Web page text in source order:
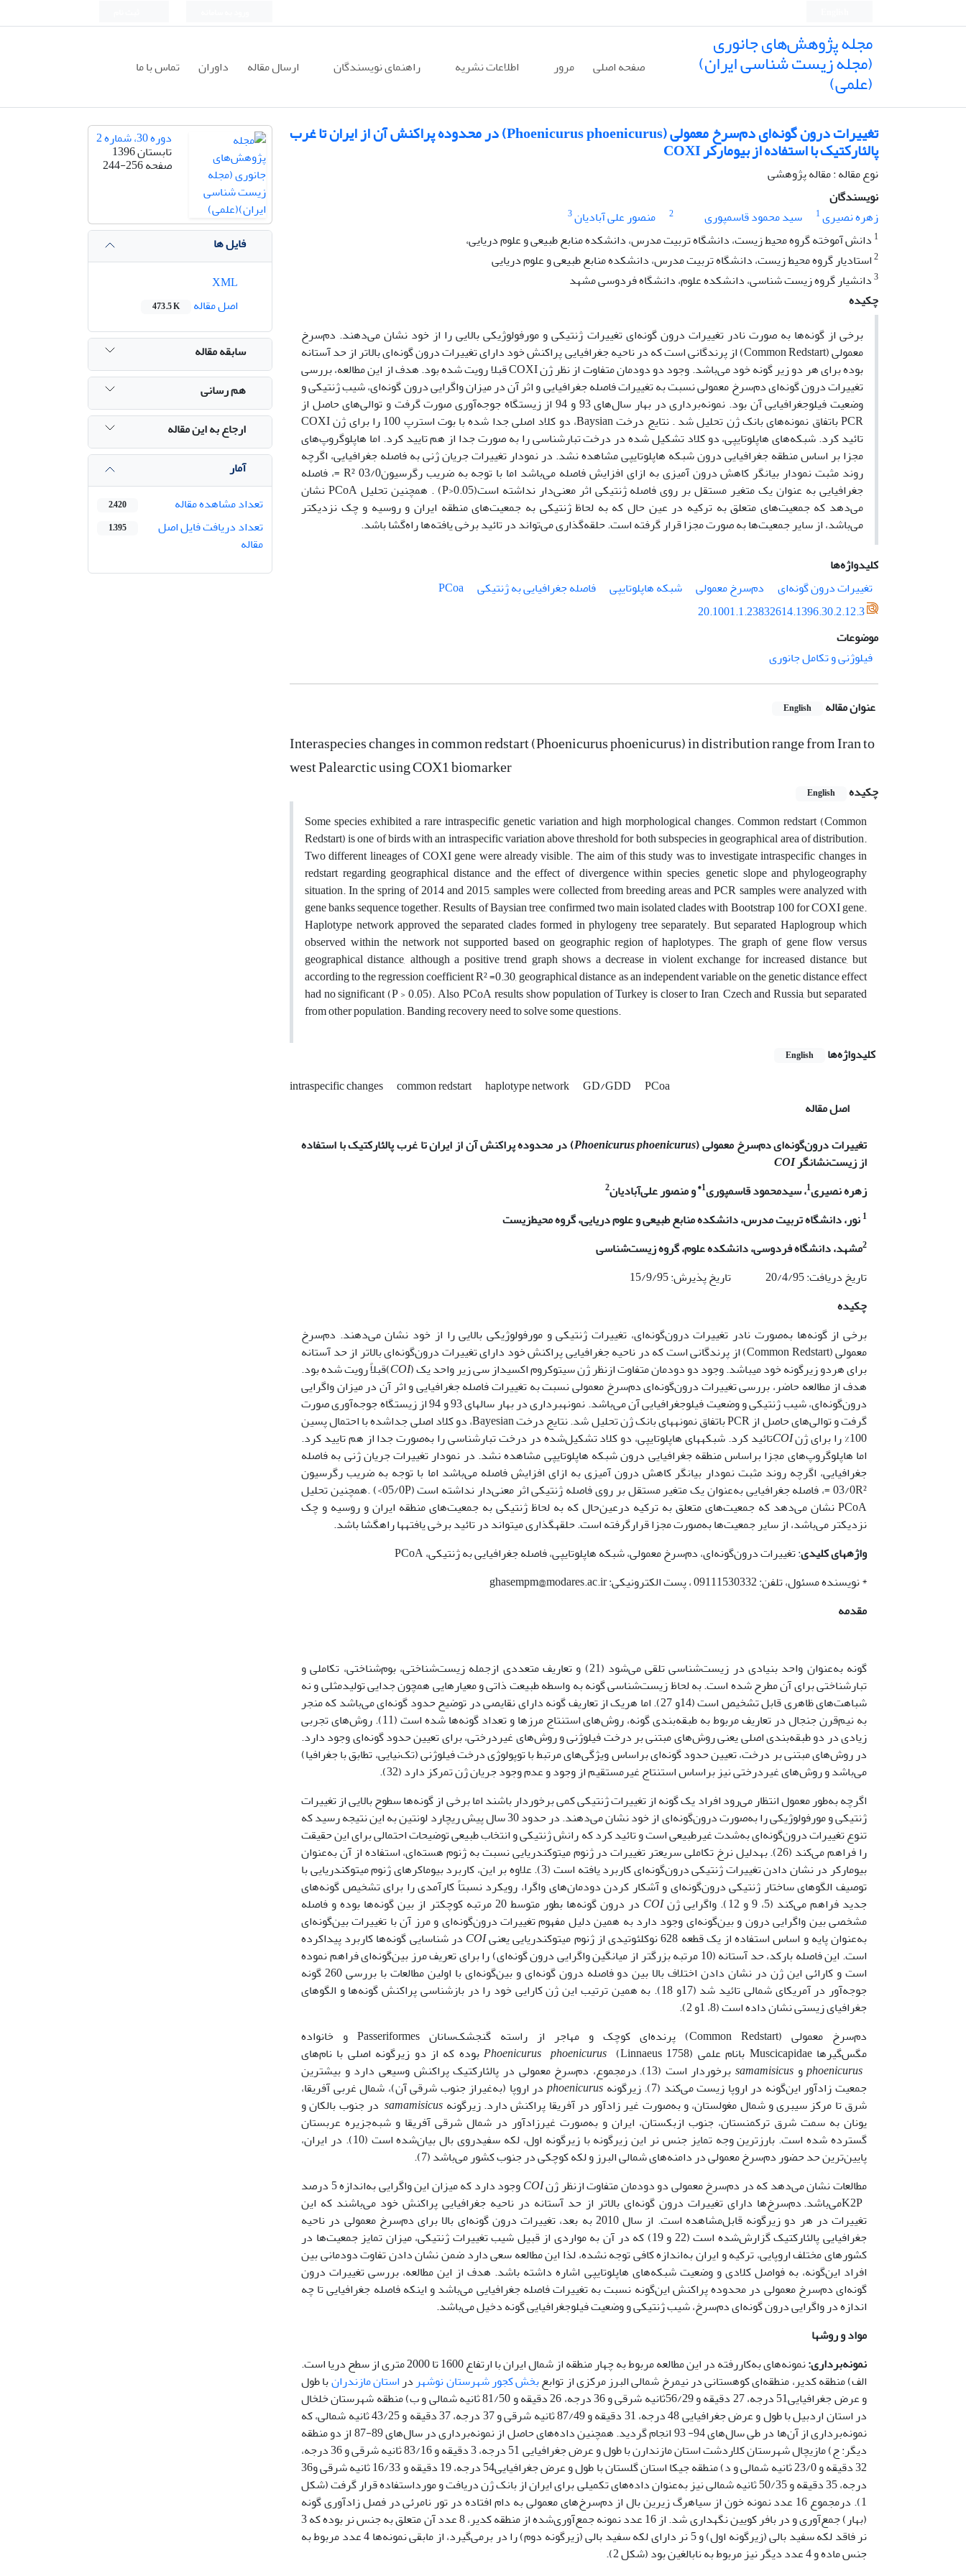
مجله پژوهش‌های جانوری
(مجله زیست شناسی ایران)
(علمی) صفحه اصلی مرور اطلاعات نشریه راهنمای نویسندگان ارسال مقاله داوران تماس با ما
تغییرات درون گونه‌ای دم‌سرخ معمولی (Phoenicurus phoenicurus) در محدوده پراکنش آن از ایران تا غرب
پالئارکتیک با استفاده از بیومارکر COXI
نوع مقاله : مقاله پژوهشی
نویسندگان
زهره نصیری1 سید محمود قاسمپوری 2 منصور علی آبادیان3
1 دانش آموخته گروه محیط زیست، دانشگاه تربیت مدرس، دانشکده منابع طبیعی و علوم دریایی،
2استادیار گروه محیط زیست، دانشگاه تربیت مدرس، دانشکده منابع طبیعی و علوم دریایی
3دانشیار گروه زیست شناسی، دانشکده علوم، دانشگاه فردوسی مشهد
چکیده
برخی از گونه‌ها به صورت نادر تغییرات درون گونه‌ای تغییرات ژنتیکی و مورفولوژیکی بالایی را از خود نشان می‌دهند. دم‌سرخ
معمولی (Common Redstart) از پرندگانی است که در ناحیه جغرافیایی پراکنش خود دارای تغییرات درون گونه‌ای بالاتر از حد آستانه
بوده برای هر دو زیر گونه خود می‌باشد. وجود دو دودمان متفاوت از نظر ژن COXI قبلا رویت شده بود. هدف از این مطالعه، بررسی
تغییرات درون گونه‌ای دم‌سرخ معمولی نسبت به تغییرات فاصله جغرافیایی و اثر آن در میزان واگرایی درون گونه‌ای، شیب ژنتیکی و
وضعیت فیلوجغرافیایی آن بود. نمونه‌برداری در بهار سال‌های 93 و 94 از زیستگاه جوجه‌آوری صورت گرفت و توالی‌های حاصل از
PCR باتفاق نمونه‌های بانک ژن تحلیل شد . نتایج درخت Baysian، دو کلاد اصلی جدا شده با بوت استرپ 100 را برای ژن COXI
تائید کرد. شبکه‌های هاپلوتایپی، دو کلاد تشکیل شده در درخت تبارشناسی را به صورت جدا از هم تایید کرد. اما هاپلوگروپ‌های
مجزا بر اساس منطقه جغرافیایی درون شبکه هاپلوتایپی مشاهده نشد. در نمودار تغییرات جریان ژنی به فاصله جغرافیایی، اگرچه
روند مثبت نمودار بیانگر کاهش درون آمیزی به ازای افزایش فاصله می‌باشد اما با توجه به ضریب رگرسیون03/0 R² =، فاصله
جغرافیایی به عنوان یک متغیر مستقل بر روی فاصله ژنتیکی اثر معنی‌دار نداشته است(P>0.05) . همچنین تحلیل PCoA نشان
می‌دهد که جمعیت‌های متعلق به ترکیه در عین حال که به لحاظ ژنتیکی به جمعیت‌های منطقه ایران و روسیه و چک نزدیکتر
می‌باشد، از سایر جمعیت‌ها به صورت مجزا قرار گرفته است. حلقه‌گذاری می‌تواند در تائید برخی یافته‌ها راه‌گشا باشد.
کلیدواژه‌ها
تغییرات درون گونه‌ای
دم‌سرخ معمولی شبکه هاپلوتایپی فاصله جغرافیایی به ژنتیکی
PCoa
20.1001.1.23832614.1396.30.2.12.3
موضوعات
فیلوژنی و تکامل جانوری
عنوان مقاله English
Interaspecies changes in common redstart (Phoenicurus phoenicurus) in distribution range from Iran to
west Palearctic using COX1 biomarker
چکیده English
Some species exhibited a rare intraspecific genetic variation and high morphological changes. Common redstart (Common
Redstart) is one of birds with an intraspecific variation above threshold for both subspecies in geographical area of distribution.
Two different lineages of COXI gene were already visible. The aim of this study was to investigate intraspecific changes in
redstart regarding geographical distance and the effect of divergence within species, genetic slope and phylogeography
situation. In the spring of 2014 and 2015, samples were collected from breeding areas and PCR samples were analyzed with
gene banks sequence together. Results of Baysian tree, confirmed two main isolated clades with Bootstrap 100 for COXI gene.
Haplotype network approved the separated clades formed in phylogeny tree separately. But separated Haplogroup which
observed within the network not supported based on geographic region of haplotypes. The graph of gene flow versus
geographical distance, although a positive trend graph shows a decrease in violent exchange for increased distance, but
according to the regression coefficient R² =0.30, geographical distance as an independent variable on the genetic distance effect
had no significant (P > 0.05). Also, PCoA results show population of Turkey is closer to Iran, Czech and Russia, but separated
from other population. Banding recovery need to solve some questions.
کلیدواژه‌ها
English
intraspecific changes common redstart haplotype network GD/GDD
PCoa
اصل مقاله
تغییرات درون‌گونه‌ای دم‌سرخ معمولی(
Phoenicurus phoenicurus
)در محدوده پراکنش آن از ایران تا غرب پالئارکتیک با استفاده
از زیست‌نشانگرCOI
زهره نصیری1،سیدمحمود قاسمپوری1* و منصور علی‌آبادیان2
1نور، دانشگاه تربیت مدرس،دانشکده منابع طبیعی و علوم دریایی، گروه محیط‌زیست
2مشهد،دانشگاه فردوسی، دانشکده علوم، گروه زیست‌شناسی
تاریخ دریافت: 20/4/95 تاریخ پذیرش: 15/9/95
چکیده
برخی از گونه‌ها به‌صورت نادر تغییرات درون‌گونه‌ای، تغییرات ژنتیکی و مورفولوژیکی بالایی را از خود نشان می‌دهند. دم‌سرخ
معمولی (Common Redstart) از پرندگانی است که در ناحیه جغرافیایی پراکنش خود دارای تغییرات درون‌گونه‌ای بالاتر از حد آستانه
برای هردو زیرگونه خود می­باشد. وجود دو دودمان متفاوت ازنظر ژن سیتوکروم اکسیداز سی زیر واحد یک (COI)قبلاً رویت شده بود.
هدف از مطالعه حاضر، بررسی تغییرات درون‌گونه‌ای دم‌سرخ معمولی نسبت به تغییرات فاصله جغرافیایی و اثر آن در میزان واگرایی
درون‌گونه‌ای، شیب ژنتیکی و وضعیت فیلوجغرافیایی آن می‌باشد. نمونه­برداری در بهار سال­های 93 و 94 از زیستگاه جوجه‌آوری صورت
گرفت و توالی‌های حاصل از PCR باتفاق نمونه­های بانک ژن تحلیل شد. نتایج درخت Bayesian، دو کلاد اصلی جداشده با احتمال پسین
100% را برای ژن
COIتائید کرد. شبکه­های هاپلوتایپی، دو کلاد تشکیل‌شده در درخت تبارشناسی را به‌صورت جدا از هم تایید کرد.
اما هاپلوگروپ‌های مجزا براساس منطقه جغرافیایی درون شبکه هاپلوتایپی مشاهده نشد. در نمودار تغییرات جریان ژنی به فاصله
جغرافیایی، اگرچه روند مثبت نمودار بیانگر کاهش درون آمیزی به ازای افزایش فاصله می‌باشد اما با توجه به ضریب رگرسیون
03/0R² =، فاصله جغرافیایی به‌عنوان یک متغیر مستقل بر روی فاصله ژنتیکی اثر معنی‌دار نداشته است (05/0P>) .همچنین تحلیل
PCoA نشان می‌دهد که جمعیت‌های متعلق به ترکیه درعین‌حال که به لحاظ ژنتیکی به جمعیت‌های منطقه ایران و روسیه و چک
نزدیکتر می‌باشد، از سایر جمعیت‌ها به‌صورت مجزا قرارگرفته است. حلقه­گذاری می­تواند در تائید برخی یافته­ها راه­گشا باشد.
واژه­هایکلیدی: تغییرات درون‌گونه‌ای، دم‌سرخ معمولی، شبکه هاپلوتایپی، فاصله جغرافیایی به ژنتیکی، PCoA
* نویسنده مسئول، تلفن: 09111530332 ، پست الکترونیکی: ghasempm@modares.ac.ir
مقدمه
گونه به‌عنوان واحد بنیادی در زیست‌شناسی تلقی می‌شود (21) و تعاریف متعددی ازجمله زیست‌شناختی، بوم‌شناختی، تکاملی و
تبارشناختی برای آن مطرح شده است. به لحاظ زیست‌شناسی گونه به واسطه طبیعت ذاتی و معیارهایی همچون جدایی تولیدمثلی و نه
شباهت‌های ظاهری قابل تشخیص است (14و 27). اما هریک از تعاریف گونه دارای نقایصی در توضیح حدود گونه‌ای می‌باشد که منجر
به نیم‌قرن جنجال در تعاریف مربوط به طبقه‌بندی گونه، روش‌های استنتاج مرزها و تعداد گونه‌ها شده است (11). روش‌های تجربی
زیادی در دو طبقه‌بندی اصلی یعنی روش‌های مبتنی بر درخت فیلوژنی و روش‌های غیردرختی، برای تعیین حدود گونه‌ای وجود دارد.
در روش‌های مبتنی بر درخت، تعیین حدود گونه‌ای براساس ویژگی‌های مرتبط با توپولوژی درخت فیلوژنی (تک‌نیایی، تطابق با جغرافیا)
می‌باشد و روش‌های غیردرختی نیز براساس استنتاج غیرمستقیم از وجود و عدم وجود جریان ژن تمرکز دارد (32).
اگرچه به‌طور معمول انتظار می‌رود افراد یک گونه از تغییرات ژنتیکی کمی برخوردار باشند اما برخی از گونه‌ها سطوح بالایی از تغییرات
ژنتیکی و مورفولوژیکی را به‌صورت درون‌گونه‌ای از خود نشان می‌دهند. در حدود 30 سال پیش ریچارد لونتین به این نتیجه رسید که
تنوع تغییرات درون‌گونه‌ای به‌شدت غیرطبیعی است و تائید کرد که رانش ژنتیکی و انتخاب طبیعی توضیحات احتمالی برای این حقیقت
را فراهم می‌کند (26). به­دلیل نرخ تکاملی سریعتر تغییرات در ژنوم میتوکندریایی نسبت به ژنوم هسته‌ای، استفاده از آن به‌عنوان
بیومارکر در نشان دادن تغییرات ژنتیکی درون‌گونه‌ای کاربرد یافته است (3). علاوه بر این، کاربرد بیوماکرهای ژنوم میتوکندریایی با
توصیف الگوهای ساختار ژنتیکی درون‌گونه‌ای و آشکار کردن دودمان‌های واگرا، رویکرد نسبتاً کارآمدی را برای تشخیص گونه‌های
جدید فراهم می‌کند (5، 9 و 12). واگرایی ژن
COI
در درون گونه‌ها بطور متوسط 20 مرتبه کوچکتر از بین گونه‌ها بوده و فاصله
مشخصی بین واگرایی درون و بین‌گونه‌ای وجود دارد به همین دلیل مفهوم تغییرات درون‌گونه‌ای و مرز آن با تغییرات بین‌گونه‌ای
به‌عنوان پایه و اساس استفاده از یک قطعه 628 نوکلئوتیدی از ژنوم میتوکندریایی یعنی
COI در شناسایی گونه‌ها کاربرد پیداکرده
است. این فاصله بارکد، حد آستانه (10 مرتبه بزرگتر از میانگین واگرایی درون گونه‌ای) را برای تعریف مرز بین‌گونه‌ای فراهم نموده
است و کارائی این ژن در نشان دادن اختلاف بالا بین دو فاصله درون گونه‌ای و بین‌گونه‌ای با اولین مطالعات با بررسی 260 گونه
جوجه‌آور در آمریکای شمالی تائید شد (17و 18). به همین ترتیب این ژن کارایی خود را در بازشناسی پراکنش گونه‌ها و الگوهای
جغرافیای زیستی نشان داده است (8، 1و 2).
دم‌سرخ معمولی (Common Redstart) پرنده‌ای کوچک و مهاجر از راسته گنجشک‌سانان Passeriformes و خانواده
مگس‌گیر‌ها Muscicapidae بانام علمی (Linnaeus 1758)
Phoenicurus phoenicurusبوده که از دو زیرگونه اصلی با نام‌های
phoenicurusو samamisicus
برخوردار است (13). درمجموع، دم‌سرخ معمولی در پالئارکتیک پراکنش وسیعی دارد و بیشترین
جمعیت زادآور این‌گونه در اروپا زیست می‌کند (7). زیرگونه
phoenicurusدر اروپا (به‌غیراز جنوب شرقی آن)، شمال غربی آفریقا،
شرق تا مرکز سیبری و شمال مغولستان، و به‌صورت غیر زادآور در آفریقا پراکنش دارد. زیرگونه samamisicusدر جنوب بالکان و
یونان به سمت شرق ترکمنستان، جنوب ازبکستان، ایران و به‌صورت غیرزادآور در شمال شرقی آفریقا و شبه‌جزیره عربستان
گسترده شده است. بارزترین وجه تمایز جنس نر این زیرگونه با زیرگونه اول، لکه سفیدروی بال بیان‌شده است (10). در ایران،
پایین‌ترین حد حضور دم‌سرخ معمولی در دامنه‌های شمالی البرز و لکه کوچکی در جنوب کشور می‌باشد (7).
مطالعات نشان می‌دهد که در دم‌سرخ معمولی دو دودمان متفاوت ازنظر ژنCOI
وجود دارد که میزان این واگرایی به‌اندازه 5 درصد
K2Pمی‌باشد. دم‌سرخ‌ها دارای تغییرات درون گونه‌ای بالاتر از حد آستانه در ناحیه جغرافیایی پراکنش خود می‌باشند که این
تغییرات در هر دو زیرگونه قابل‌مشاهده است. از سال 2010 به بعد، تغییرات درون گونه‌ای بالا برای دم‌سرخ معمولی در ناحیه
جغرافیایی پالئارکتیک گزارش‌شده است (22 و 19) که در آن به مواردی از قبیل شیب تغییرات ژنتیکی، میزان تمایز جمعیت‌ها در
کشورهای مختلف اروپایی، ترکیه و ایران به‌اندازه کافی توجه نشده، لذا این مطالعه سعی دارد ضمن نشان دادن تفاوت دودمانی بین
افراد این‌گونه، به فواصل کلادی و وضعیت شبکه‌های هاپلوتایپی اشاره داشته باشد. هدف از این مطالعه، بررسی تغییرات درون
گونه‌ای دم‌سرخ معمولی در محدوده پراکنش این‌گونه نسبت به تغییرات فاصله جغرافیایی می‌باشد و اینکه فاصله جغرافیایی تا چه
اندازه در واگرایی درون گونه‌ای دم‌سرخ، شیب ژنتیکی و وضعیت فیلوجغرافیایی گونه دخیل می‌باشد.
مواد و روشها
نمونه‌برداری:
نمونه‌های به‌کاررفته در این مطالعه مربوط به چهار منطقه از شمال ایران با ارتفاع 1600 تا 2000 متری از سطح دریا است.
الف) منطقه کدیر، منطقه‌ای کوهستانی در نیمرخ شمالی البرز مرکزی از توابعبخش کجور شهرستان نوشهر در استان مازندرانبا طول
و عرض جغرافیایی51 درجه، 27 دقیقه و 56/29ثانیه شرقی و 36 درجه، 26 دقیقه و 81/50 ثانیه شمالی و ب) منطقه شهرستان خلخال
در استان اردبیل با طول و عرض جغرافیایی 48 درجه، 31 دقیقه و 87/49 ثانیه شرقی و 37 درجه، 37 دقیقه و 43/25 ثانیه شمالی، که
نمونه‌برداری از آن‌ها در طی سال‌های 94- 93 انجام گردید. همچنین داده‌های حاصل از نمونه‌برداری در سال‌های 89-87 از دو منطقه
دیگر: ج) مازیچال شهرستان کلاردشت استان مازندارن با طول و عرض جغرافیایی 51 درجه، 3 دقیقه و 83/16 ثانیه شرقی و 36 درجه،
32 دقیقه و 23/0 ثانیه شمالی و د) منطقه جیکا استان گلستان با طول و عرض جغرافیایی54 درجه، 19 دقیقه و 16/33 ثانیه شرقی و36
درجه، 35 دقیقه و 50/35 ثانیه شمالی نیز به‌عنوان داده‌های تکمیلی برای ایران از بانک ژن دریافت و مورداستفاده قرار گرفت (شکل
1). درمجموع 16 عدد نمونه خون از سیاهرگ زیرین بال از دم‌سرخ‌های معمولی به دام افتاده در تور نامرئی در فصل زادآوری گونه
(بهار) جمع‌آوری و در بافر کویین نگهداری شد. از 16 عدد نمونه جمع‌آوری‌شده از منطقه کدیر، 8 عدد آن متعلق به جنس نر بوده که 3
نر فاقد لکه سفید بالی (زیرگونه اول) و 5 نر دارای لکه سفید بالی (زیرگونه دوم) را در برمی‌گیرد، از مابقی نمونه‌ها 4 عدد مربوط به
جنس ماده و 4 عدد دیگر نیز مربوط به نابالغین بود (شکل 2).
دوره 30، شماره 2
تابستان 1396
صفحه244-256
فایل ها
اصل مقاله
473.5 K
سابقه مقاله
هم رسانی
ارجاع به این مقاله
آمار
تعداد مشاهده مقاله
2,420
تعداد دریافت فایل اصل
مقاله
1,395